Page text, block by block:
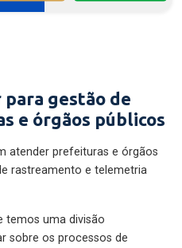
gestão de
e órgãos públicos
atender prefeituras e órgãos
rastreamento e telemetria
temos uma divisão
sobre os processos de